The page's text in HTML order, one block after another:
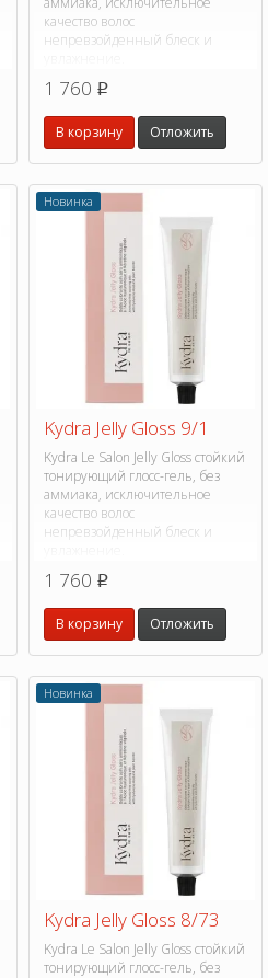
качество волос
непревзойденный блеск и
1 760 p
В корзину Отложить
Новинка
Kydra Jelly Gloss 9/1
Kydra Le Salon Jelly Gloss стойкий
тонирующий глосс-гель, без
аммиака, исключительное
качество волос
непревзойденный блеск и
1 760 p
В корзину Отложить
Новинка
Kydra Jelly Gloss 8/73
Kydra Le Salon Jelly Gloss стойкий
тонирующий глосс-гель, без